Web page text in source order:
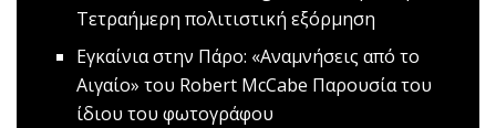
Τετραήμερη πολιτιστική εξόρμηση
Εγκαίνια στην Πάρο: «Αναμνήσεις από το
Αιγαίο» του Robert McCabe Παρουσία του
ίδιου του φωτογράφου